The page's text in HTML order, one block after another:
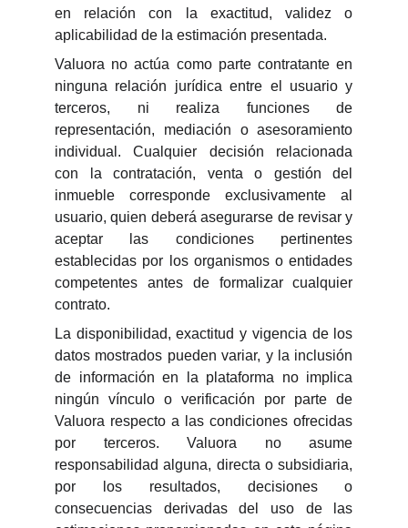
en relación con la exactitud, validez o
aplicabilidad de la estimación presentada.
Valuora no actúa como parte contratante en
ninguna relación jurídica entre el usuario y
terceros, ni realiza funciones de
representación, mediación o asesoramiento
individual. Cualquier decisión relacionada
con la contratación, venta o gestión del
inmueble corresponde exclusivamente al
usuario, quien deberá asegurarse de revisar y
aceptar las condiciones pertinentes
establecidas por los organismos o entidades
competentes antes de formalizar cualquier
contrato.
La disponibilidad, exactitud y vigencia de los
datos mostrados pueden variar, y la inclusión
de información en la plataforma no implica
ningún vínculo o verificación por parte de
Valuora respecto a las condiciones ofrecidas
por terceros. Valuora no asume
responsabilidad alguna, directa o subsidiaria,
por los resultados, decisiones o
consecuencias derivadas del uso de las